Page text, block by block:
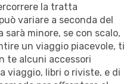
la tratta
variare a seconda del
minore, se con scalo,
un viaggio piacevole, ti
te alcuni accessori
viaggio, libri o riviste, e di